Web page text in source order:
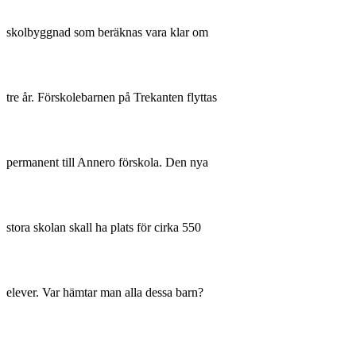
skolbyggnad som beräknas vara klar om
tre år. Förskolebarnen på Trekanten flyttas
permanent till Annero förskola. Den nya
stora skolan skall ha plats för cirka 550
elever. Var hämtar man alla dessa barn?